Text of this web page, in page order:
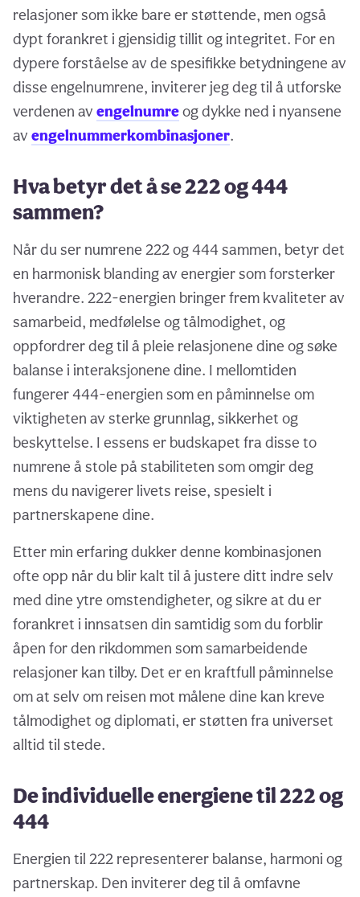
relasjoner som ikke bare er støttende, men også
dypt forankret i gjensidig tillit og integritet. For en
dypere forståelse av de spesifikke betydningene av
disse engelnumrene, inviterer jeg deg til å utforske
verdenen av engelnumreog dykke ned i nyansene
av engelnummerkombinasjoner.
Hva betyr det å se 222 og 444
sammen?
Når du ser numrene 222 og 444 sammen, betyr det
en harmonisk blanding av energier som forsterker
hverandre. 222-energien bringer frem kvaliteter av
samarbeid, medfølelse og tålmodighet, og
oppfordrer deg til å pleie relasjonene dine og søke
balanse i interaksjonene dine. I mellomtiden
fungerer 444-energien som en påminnelse om
viktigheten av sterke grunnlag, sikkerhet og
beskyttelse. I essens er budskapet fra disse to
numrene å stole på stabiliteten som omgir deg
mens du navigerer livets reise, spesielt i
partnerskapene dine.
Etter min erfaring dukker denne kombinasjonen
ofte opp når du blir kalt til å justere ditt indre selv
med dine ytre omstendigheter, og sikre at du er
forankret i innsatsen din samtidig som du forblir
åpen for den rikdommen som samarbeidende
relasjoner kan tilby. Det er en kraftfull påminnelse
om at selv om reisen mot målene dine kan kreve
tålmodighet og diplomati, er støtten fra universet
alltid til stede.
De individuelle energiene til 222 og
444
Energien til 222 representerer balanse, harmoni og
partnerskap. Den inviterer deg til å omfavne